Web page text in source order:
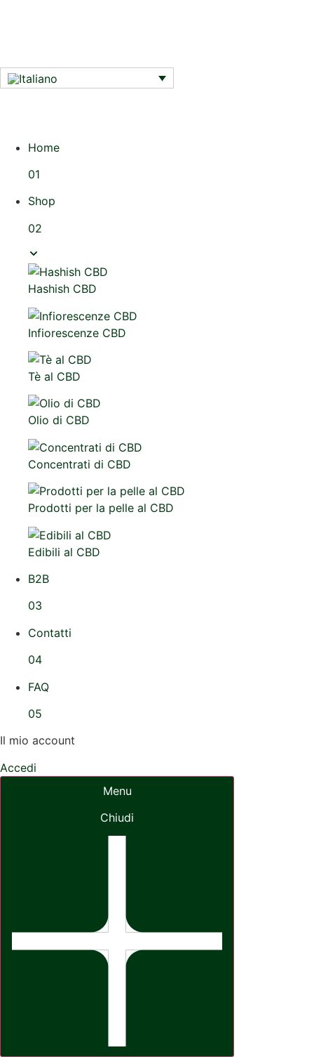
Home
01
Shop
02
Hashish CBD
Infiorescenze CBD
Tè al CBD
Olio di CBD
Concentrati di CBD
Prodotti per la pelle al CBD
Edibili al CBD
B2B
03
Contatti
04
FAQ
05
Il mio account
Accedi
Menu
Chiudi